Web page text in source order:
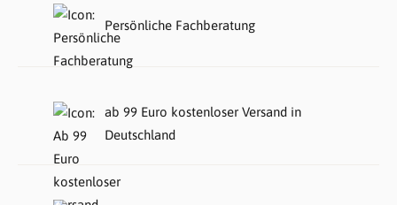
Persönliche Fachberatung
ab 99 Euro kostenloser Versand in
Deutschland